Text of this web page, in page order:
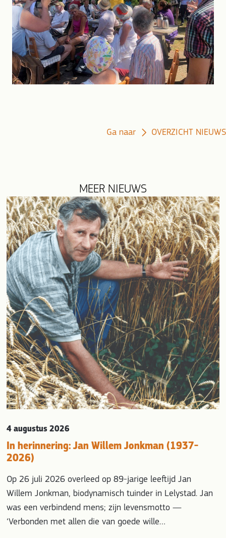
Ga naar OVERZICHT NIEUWS
MEER NIEUWS
In herinnering: Jan Willem Jonkman (1937-
2026)
4 augustus 2026
Op 26 juli 2026 overleed op 89-jarige leeftijd Jan
Willem Jonkman, biodynamisch tuinder in Lelystad. Jan
was een verbindend mens; zijn levensmotto —
‘Verbonden met allen die van goede wille…